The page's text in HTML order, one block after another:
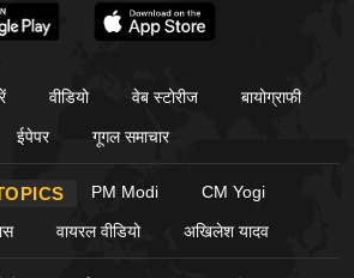
वीडियो वेब स्टोरीज बायोग्राफी
ईपेपर गूगल समाचार
PM Modi CM Yogi
वायरल वीडियो अखिलेश यादव